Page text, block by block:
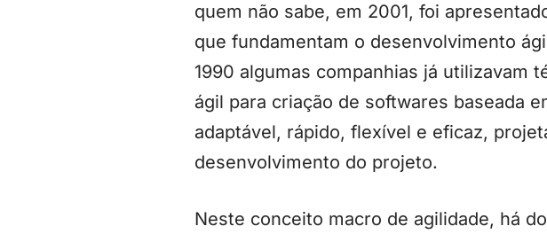
quem não sabe, em 2001, foi
que fundamentam o desenvolvimento
1990 algumas companhias já utilizavam
ágil para criação de softwares baseada
adaptável, rápido, flexível e eficaz,
desenvolvimento do projeto.
Neste conceito macro de agilidade, há